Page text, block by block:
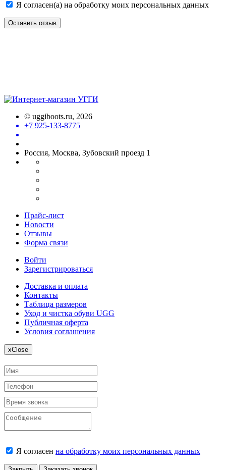
Я согласен(а) на обработку моих персональных данных
Оставить отзыв
© uggiboots.ru, 2026
+7 925-133-8775
Россия, Москва, Зубовский проезд 1
Прайс-лист
Новости
Отзывы
Форма связи
Войти
Зарегистрироваться
Доставка и оплата
Контакты
Таблица размеров
Уход и чистка обуви UGG
Публичная оферта
Условия соглашения
xClose
Я согласен на обработку моих персональных данных